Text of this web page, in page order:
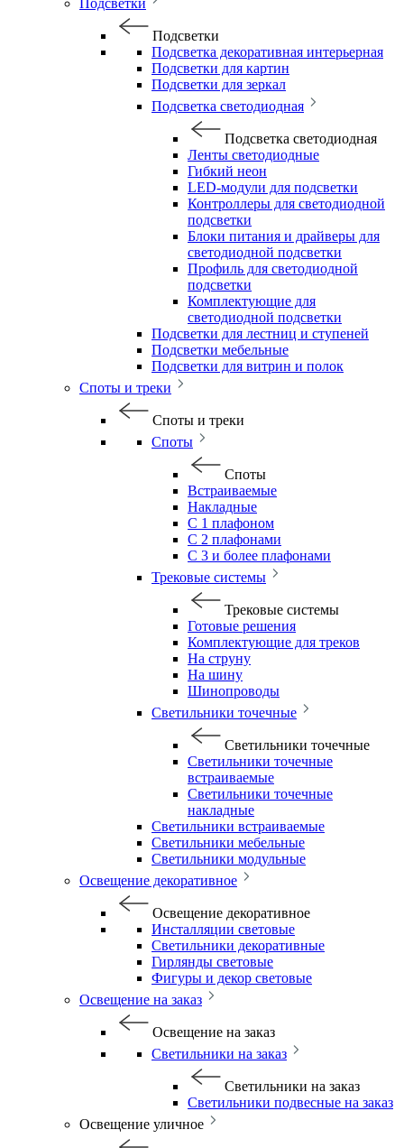
Подсветки
Подсветки
Подсветка декоративная интерьерная
Подсветки для картин
Подсветки для зеркал
Подсветка светодиодная
Подсветка светодиодная
Ленты светодиодные
Гибкий неон
LED-модули для подсветки
Контроллеры для светодиодной
подсветки
Блоки питания и драйверы для
светодиодной подсветки
Профиль для светодиодной
подсветки
Комплектующие для
светодиодной подсветки
Подсветки для лестниц и ступеней
Подсветки мебельные
Подсветки для витрин и полок
Споты и треки
Споты и треки
Споты
Споты
Встраиваемые
Накладные
С 1 плафоном
С 2 плафонами
С 3 и более плафонами
Трековые системы
Трековые системы
Готовые решения
Комплектующие для треков
На струну
На шину
Шинопроводы
Светильники точечные
Светильники точечные
Светильники точечные
встраиваемые
Светильники точечные
накладные
Светильники встраиваемые
Светильники мебельные
Светильники модульные
Освещение декоративное
Освещение декоративное
Инсталляции световые
Светильники декоративные
Гирлянды световые
Фигуры и декор световые
Освещение на заказ
Освещение на заказ
Светильники на заказ
Светильники на заказ
Светильники подвесные на заказ
Освещение уличное